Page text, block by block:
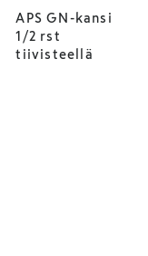
APS GN-kansi
1/2 rst
tiivisteellä